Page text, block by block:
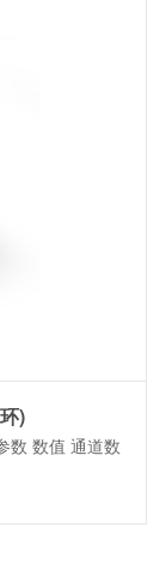
)
数 数值 通道数